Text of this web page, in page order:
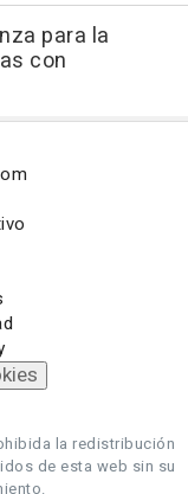
para la
con
la redistribución
de esta web sin su